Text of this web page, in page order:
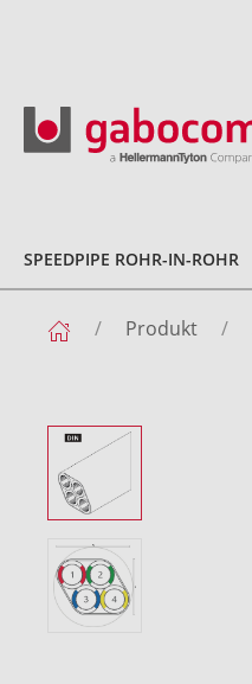
SPEEDPIPE ROHR-IN-ROHR
Produkt